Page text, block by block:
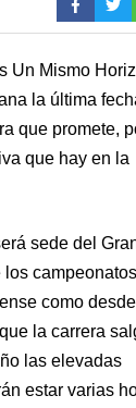
Un Mismo
la última
que promete,
que hay en la
sede del
como
la carrera
las elevadas
estar varias